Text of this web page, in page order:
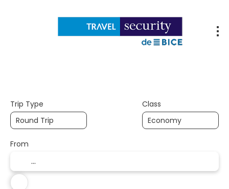
Trip Type Class
From
To